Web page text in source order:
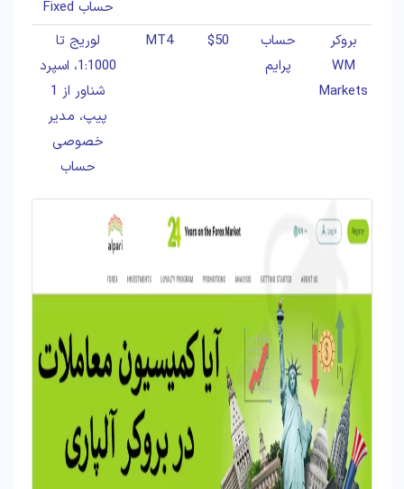
حساب Fixed
بروکر
WM
Markets
حساب
پرایم
$50
MT4
لوریج تا
1:1000، اسپرد
شناور از 1
پیپ، مدیر
خصوصی
حساب